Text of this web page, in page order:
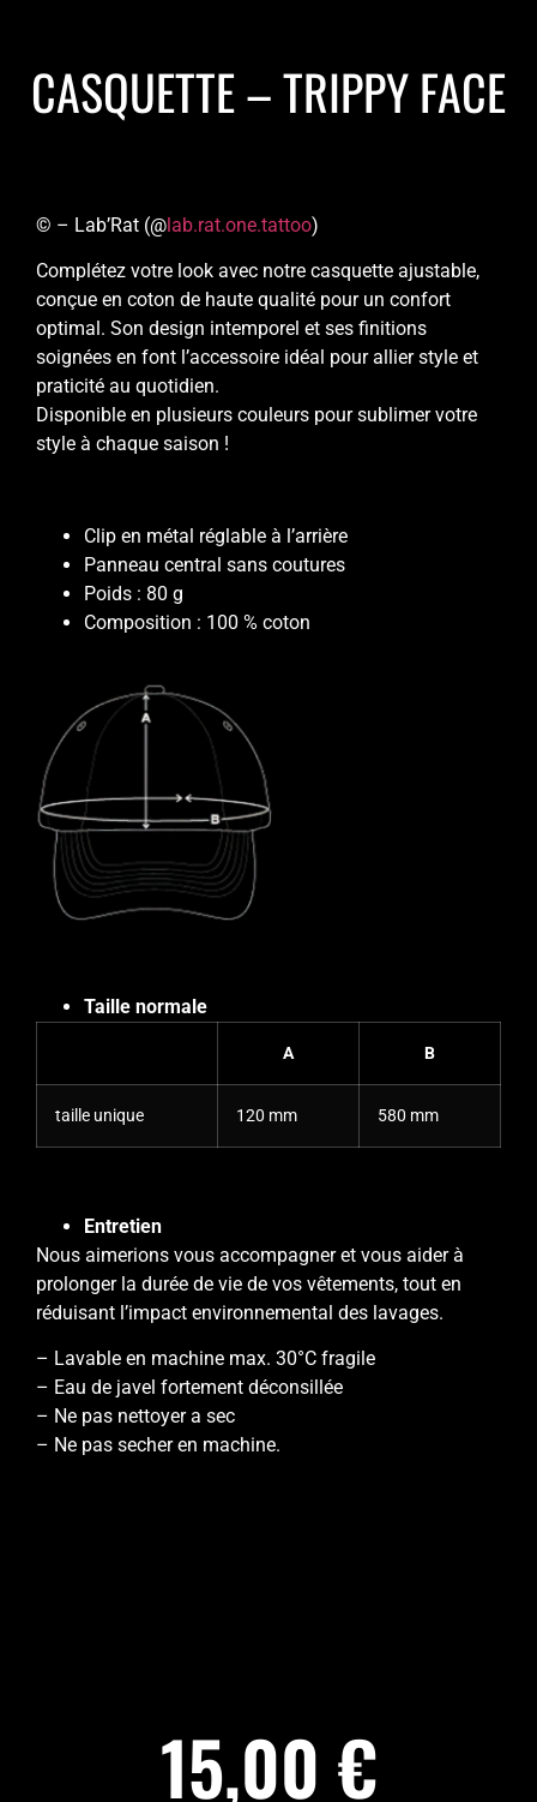
CASQUETTE – TRIPPY FACE
© – Lab’Rat (@lab.rat.one.tattoo)
Complétez votre look avec notre casquette ajustable,
conçue en coton de haute qualité pour un confort
optimal. Son design intemporel et ses finitions
soignées en font l’accessoire idéal pour allier style et
praticité au quotidien.
Disponible en plusieurs couleurs pour sublimer votre
style à chaque saison !
Clip en métal réglable à l’arrière
Panneau central sans coutures
Poids : 80 g
Composition : 100 % coton
Taille normale
A B
taille unique 120 mm 580 mm
Entretien
Nous aimerions vous accompagner et vous aider à
prolonger la durée de vie de vos vêtements, tout en
réduisant l’impact environnemental des lavages.
– Lavable en machine max. 30°C fragile
– Eau de javel fortement déconsillée
– Ne pas nettoyer a sec
– Ne pas secher en machine.
15,00 €